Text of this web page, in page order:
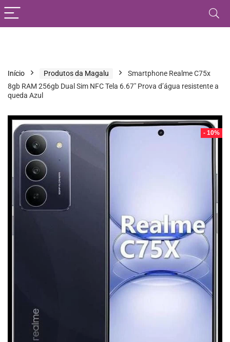
Início Produtos da Magalu
Smartphone Realme C75x
8gb RAM 256gb Dual Sim NFC Tela 6.67″ Prova d’água resistente a
queda Azul
- 10%